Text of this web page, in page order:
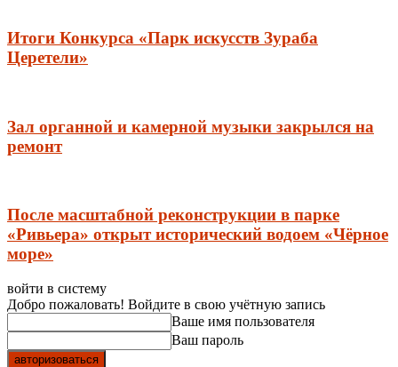
Итоги Конкурса «Парк искусств Зураба
Церетели»
Зал органной и камерной музыки закрылся на
ремонт
После масштабной реконструкции в парке
«Ривьера» открыт исторический водоем «Чёрное
море»
войти в систему
Добро пожаловать! Войдите в свою учётную запись
Ваше имя пользователя
Ваш пароль